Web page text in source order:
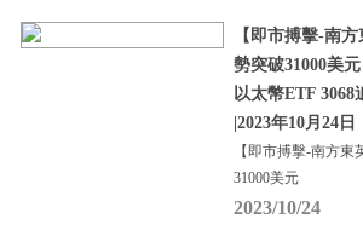
【即市搏擊-南
勢突破31000美
以太幣ETF 3068
|2023年10月24日
【即市搏擊-南方東
31000美元
2023/10/24